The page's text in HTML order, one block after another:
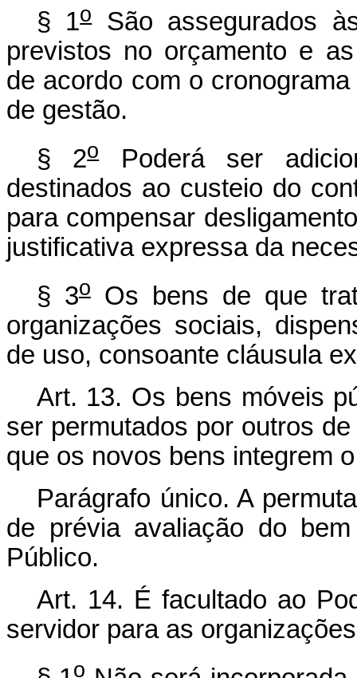
§ 1oSão assegurados
previstos no orçamento e
de acordo com o
de gestão.
§ 2oPoderá ser
destinados ao custeio do
para compensar
justificativa expressa da
§ 3oOs bens de que
organizações sociais,
de uso, consoante cláusula
Art. 13. Os bens móveis
ser permutados por outros
que os novos bens integrem
Parágrafo único. A
de prévia avaliação do
Público.
Art. 14. É facultado ao
servidor para as
o